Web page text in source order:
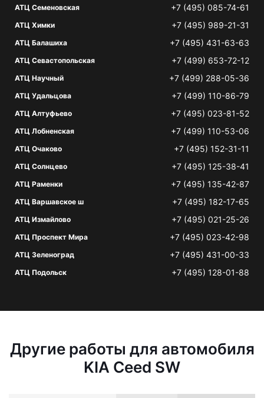
АТЦ Семеновская +7 (495) 085-74-61
АТЦ Химки +7 (495) 989-21-31
АТЦ Балашиха +7 (495) 431-63-63
АТЦ Севастопольская +7 (499) 653-72-12
АТЦ Научный +7 (499) 288-05-36
АТЦ Удальцова +7 (499) 110-86-79
АТЦ Алтуфьево +7 (495) 023-81-52
АТЦ Лобненская +7 (499) 110-53-06
АТЦ Очаково +7 (495) 152-31-11
АТЦ Солнцево +7 (495) 125-38-41
АТЦ Раменки +7 (495) 135-42-87
АТЦ Варшавское ш +7 (495) 182-17-65
АТЦ Измайлово +7 (495) 021-25-26
АТЦ Проспект Мира +7 (495) 023-42-98
АТЦ Зеленоград +7 (495) 431-00-33
АТЦ Подольск +7 (495) 128-01-88
Другие работы для автомобиля
KIA Ceed SW